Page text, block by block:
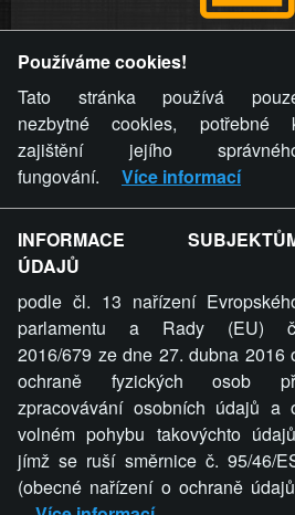
videa a komentáře. Osoba, které se
stránky týče, ani osoba, která
stránku, nemůže z důvodu
komentáře pro výše uvedenou
provozovateli stránky žádný nárok
nemajetkové
ZVRÁCENÝ.CZ - Svět není
ty lidi...
PRAVIDLA A PODMÍNKY
Používáme cookies!
Tato stránka používá
nezbytné cookies, potřebné
zajištění jejího
fungování.
Více informací
INFORMACE
ÚDAJŮ
podle čl. 13 nařízení
parlamentu a Rady (EU)
2016/679 ze dne 27. dubna 2016
ochraně fyzických osob
zpracovávání osobních údajů a
volném pohybu takovýchto
jímž se ruší směrnice č. 95/46/
(obecné nařízení o ochraně